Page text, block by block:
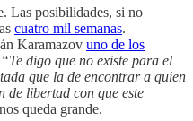
Las posibilidades, si no
cuatro mil semanas.
Karamazov uno de los
“Te digo que no existe para el
que la de encontrar a quien
de libertad con que este
queda grande.